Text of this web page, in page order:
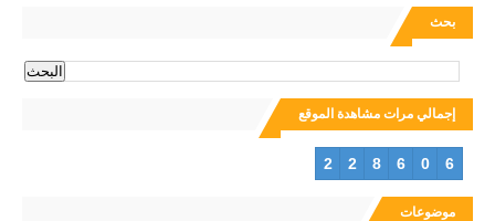
بحث
إجمالي مرات مشاهدة الموقع
2 2 8 6 0 6
موضوعات